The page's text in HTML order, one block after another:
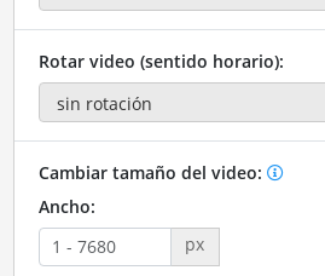
Rotar video (sentido horario):
Cambiar tamaño del video:
Ancho:
px